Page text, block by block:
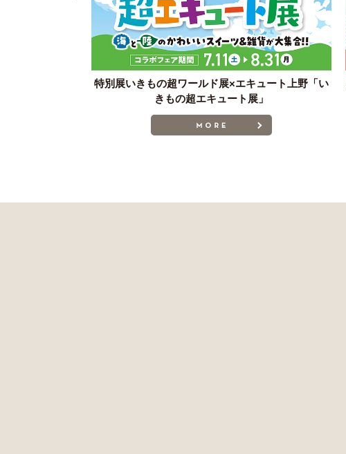
特別展いきもの超ワールド展×エキュート上野「い
きもの超エキュート展」